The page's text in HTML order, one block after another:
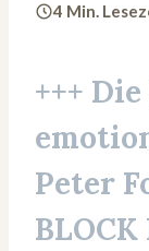
4 Min.
+++
Peter